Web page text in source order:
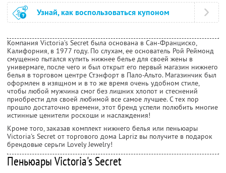
Узнай, как воспользоваться купоном
Компания Victoria’s Secret была основана в Сан-Франциско,
Калифорния, в 1977 году. По слухам, ее основатель Рой Реймонд
смущенно пытался купить нижнее белье для своей жены в
универмаге, после чего и был открыт его первый магазин нижнего
белья в торговом центре Стэнфорт в Пало-Альто. Магазинчик был
оформлен в изящном и в то же время очень удобном стиле,
чтобы любой мужчина смог без лишних хлопот и стеснений
приобрести для своей любимой все самое лучшее. С тех пор
прошло достаточно времени, этот бренд успели полюбить многие
истинные ценители роскоши и наслаждения!
Кроме того, заказав комплект нижнего белья или пеньюары
Victoria's Secret от торгового дома Lapriz вы получите в подарок
брендовые серьги Lovely Jewelry!
Пеньюары Victoria's Secret